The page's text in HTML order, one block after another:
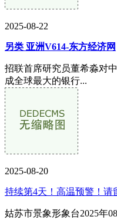
2025-08-22
另类 亚洲V614-东方经济网
招联首席研究员董希淼对
成全球最大的银行...
2025-08-20
持续第4天！高温预警！请
姑苏市景象形象台2025年